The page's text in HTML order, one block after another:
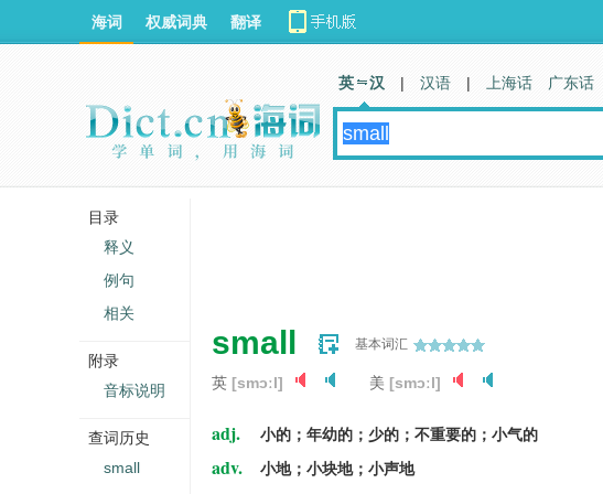
small 基本词汇
英 [smɔːl] 美 [smɔːl]
adj. 小的；年幼的；少的；不重要的；小气的
adv. 小地；小块地；小声地
海词 权威词典 翻译
英 汉 | 汉语 | 上海话 广东话
目录
释义
例句
相关
附录
音标说明
查词历史
small